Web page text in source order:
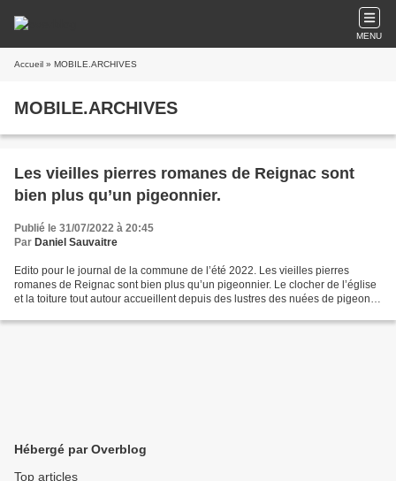
MENU
Accueil » MOBILE.ARCHIVES
MOBILE.ARCHIVES
Les vieilles pierres romanes de Reignac sont
bien plus qu’un pigeonnier.
Publié le 31/07/2022 à 20:45
Par Daniel Sauvaitre
Edito pour le journal de la commune de l’été 2022. Les vieilles pierres
romanes de Reignac sont bien plus qu’un pigeonnier. Le clocher de l’église
et la toiture tout autour accueillent depuis des lustres des nuées de pigeons
Hébergé par Overblog
Top articles